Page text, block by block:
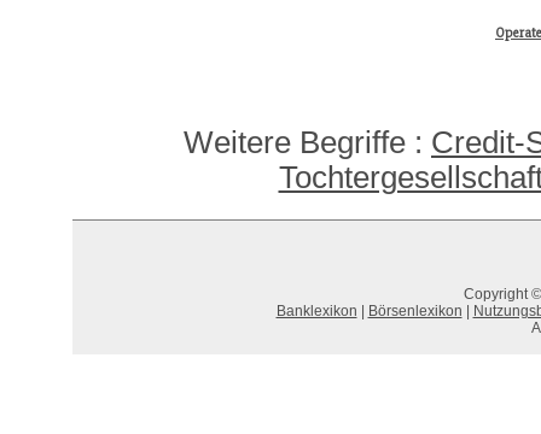
Weitere Begriffe : Credit-
Copyright
Banklexikon
Börsenlexikon